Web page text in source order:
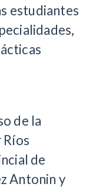
estudiantes
de la
de
Antonin y